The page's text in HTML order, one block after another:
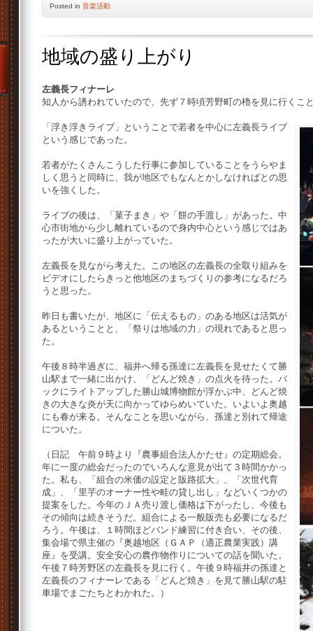
Posted in 音楽活動
地域の盛り上がり
左義長フィナーレ
知人から誘われていたので、先ず７時頃芳野町の櫓を見に行くこ
「浮き浮きライブ」ということで若者を中心に左義長ライブ
という感じであった。
若者がたくさんこうした行事に参加していることをうらやま
しく思うと同時に、我が地区でもなんとかしなければとの思
いを強くした。
ライブの後は、「菓子まき」や「餅の手渡し」があった。中
心市街地から少し離れているので身内中心という感じではあ
ったが大いに盛り上がっていた。
左義長を見ながら考えた。この地区の左義長の全取り組みを
ビデオにしたらきっと他地区のまちづくりの参考になるだろ
うと思った。
昨日も書いたが、地区に「伝えるもの」のある地区は活気が
あるということと、「祭りは地域の力」の現れであると思っ
た。
午後８時半過ぎに、福井へ帰る孫達に左義長を見せたくて勝
山駅まで一緒に出かけ、「どんど焼き」の点火を待った。バ
ックにライトアップした勝山城博物館が浮かぶ中、どんど焼
きの大きな炎が天に向かってゆらめいていた。いよいよ奥越
にも春が来る。そんなことを思いながら、孫達と別れて帰途
についた。
（日記 午前９時より『農事組合法人かたせ』の定期総会。
年に一度の総会だったのでいろんな意見が出て３時間かかっ
た。私も、「組合の米価の設定と販路拡大」、「次世代育
成」、「里芋のオーナー性や畦の貸し出し」などいくつかの
提案をした。今年のＪＡ売り渡し価格は下がったし、今後も
その傾向は続きそうだ。組合による一般販売も必要になるだ
ろう。午後は、１時間ほどバンド練習に付き合い、その後、
集会場で県主催の『奥越地区（ＧＡＰ（適正農業実践）講
座』を受講。安全安心の農作物作りについての話を聞いた。
午後７時芳野区の左義長を見に行く。午後９時福井の孫達と
左義長のフィナーレである「どんど焼き」を見て勝山駅の駐
車場でまごたちとわかれた。）